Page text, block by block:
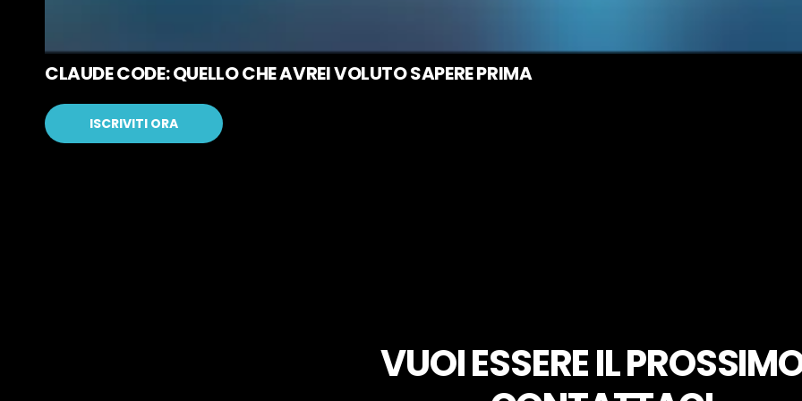
CLAUDE CODE: QUELLO CHE AVREI VOLUTO SAPERE PRIMA
ISCRIVITI ORA
VUOI ESSERE IL